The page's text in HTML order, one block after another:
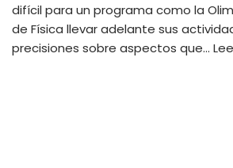
difícil para un programa como la
de Física llevar adelante sus
precisiones sobre aspectos que…